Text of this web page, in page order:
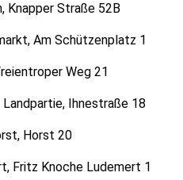
Straße 52B
Am Schützenplatz 1
Weg 21
Ihnestraße 18
Horst 20
Knoche Ludemert 1